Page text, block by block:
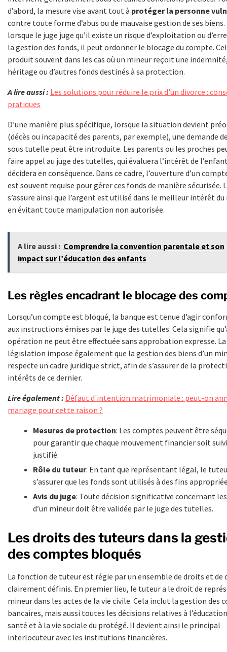
d’abord, la mesure vise avant tout à protéger la personne
contre toute forme d’abus ou de mauvaise gestion de ses
lorsque le juge juge qu’il existe un risque d’exploitation ou
la gestion des fonds, il peut ordonner le blocage du compte.
produit souvent dans les cas où un mineur reçoit une
héritage ou d’autres fonds destinés à sa protection.
A lire aussi : Les solutions pour réduire le prix d'un divorce :
pratiques
D’une manière plus spécifique, lorsque la situation devient
(décès ou incapacité des parents, par exemple), une demande
sous tutelle peut être introduite. Les parents ou les proches
faire appel au juge des tutelles, qui évaluera l’intérêt de
décidera en conséquence. Dans ce cadre, l’ouverture d’un
est souvent requise pour gérer ces fonds de manière sécurisée.
s’assure ainsi que l’argent est utilisé dans le meilleur intérêt du
en évitant toute manipulation non autorisée.
A lire aussi : Comprendre la convention parentale et son
impact sur l’éducation des enfants
Les règles encadrant le blocage des
Lorsqu’un compte est bloqué, la banque est tenue d’agir
aux instructions émises par le juge des tutelles. Cela signifie
opération ne peut être effectuée sans approbation expresse. La
législation impose également que la gestion des biens d’un
respecte un cadre juridique strict, afin de s’assurer de la
intérêts de ce dernier.
Lire également : Défaut d'intention matrimoniale : peut-on
mariage pour cette raison ?
Mesures de protection: Les comptes peuvent être
pour garantir que chaque mouvement financier soit
justifié.
Rôle du tuteur: En tant que représentant légal, le
s’assurer que les fonds sont utilisés à des fins
Avis du juge: Toute décision significative concernant
d’un mineur doit être validée par le juge des tutelles.
Les droits des tuteurs dans la
des comptes bloqués
La fonction de tuteur est régie par un ensemble de droits et de
clairement définis. En premier lieu, le tuteur a le droit de
mineur dans les actes de la vie civile. Cela inclut la gestion des
bancaires, mais aussi toutes les décisions relatives à
santé et à la vie sociale du protégé. Il devient ainsi le principal
interlocuteur avec les institutions financières.